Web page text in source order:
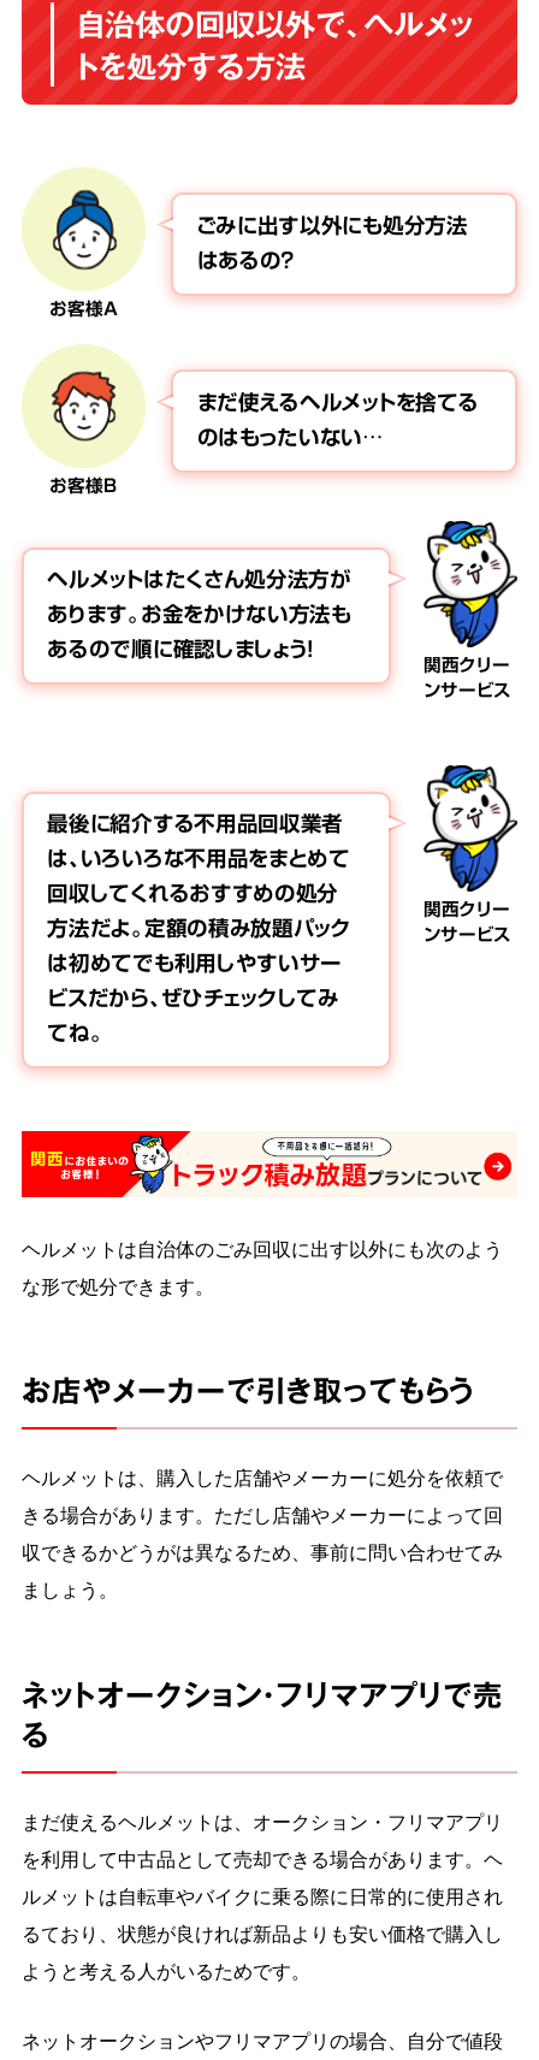
自治体の回収以外で、ヘルメッ
トを処分する方法
お客様A
ごみに出す以外にも処分方法
はあるの？
お客様B
まだ使えるヘルメットを捨てる
のはもったいない…
関西クリー
ンサービス
ヘルメットはたくさん処分法方が
あります。お金をかけない方法も
あるので順に確認しましょう！
関西クリー
ンサービス
最後に紹介する不用品回収業者
は、いろいろな不用品をまとめて
回収してくれるおすすめの処分
方法だよ。定額の積み放題パック
は初めてでも利用しやすいサー
ビスだから、ぜひチェックしてみ
てね。
ヘルメットは自治体のごみ回収に出す以外にも次のよう
な形で処分できます。
お店やメーカーで引き取ってもらう
ヘルメットは、購入した店舗やメーカーに処分を依頼で
きる場合があります。ただし店舗やメーカーによって回
収できるかどうがは異なるため、事前に問い合わせてみ
ましょう。
ネットオークション・フリマアプリで売
る
まだ使えるヘルメットは、オークション・フリマアプリ
を利用して中古品として売却できる場合があります。ヘ
ルメットは自転車やバイクに乗る際に日常的に使用され
るており、状態が良ければ新品よりも安い価格で購入し
ようと考える人がいるためです。
ネットオークションやフリマアプリの場合、自分で値段